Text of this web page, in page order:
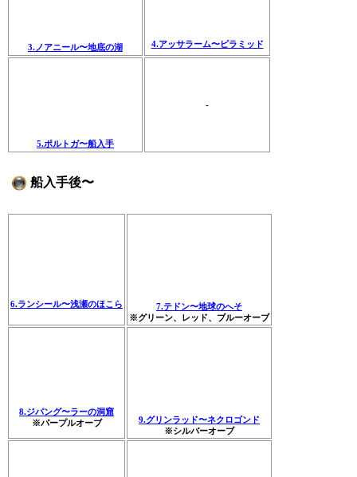
3.ノアニール〜地底の湖 4.アッサラーム〜ピラミッド
5.ポルトガ〜船入手
-
船入手後〜
6.ランシール〜浅瀬のほこら
7.テドン〜地球のへそ
※グリーン、レッド、ブルーオーブ
8.ジパング〜ラーの洞窟
※パープルオーブ
9.グリンラッド〜ネクロゴンド
※シルバーオーブ